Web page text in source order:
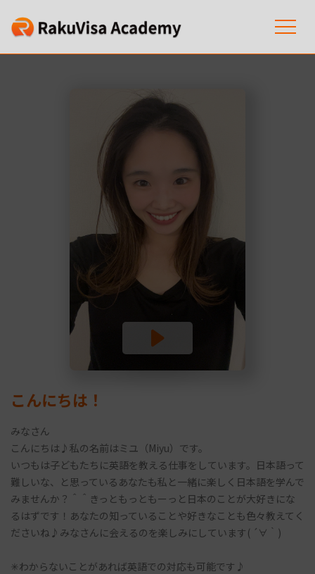
こんにちは！
みなさん
こんにちは♪私の名前はミユ（Miyu）です。
いつもは子どもたちに英語を教える仕事をしています。日本語って
難しいな、と思っているあなたも私と一緒に楽しく日本語を学んで
みませんか？＾＾きっともっともーっと日本のことが大好きにな
るはずです！あなたの知っていることや好きなことも色々教えてく
ださいね♪みなさんに会えるのを楽しみにしています( ´∀｀)
✳︎わからないことがあれば英語での対応も可能です♪